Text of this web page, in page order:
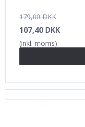
179,00 DKK
107,40 DKK
(inkl. moms)